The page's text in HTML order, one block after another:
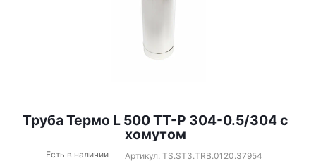
Труба Термо L 500 ТТ-Р 304-0.5/304 с
хомутом
Есть в наличии Артикул: TS.ST3.TRB.0120.37954